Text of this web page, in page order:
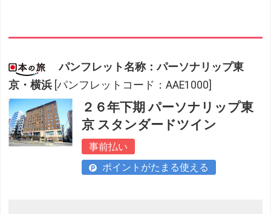
パンフレット名称：パーソナリップ東
京・横浜 [パンフレットコード：AAE1000]
２６年下期 パーソナリップ東
京 スタンダードツイン
事前払い
ポイントがたまる使える